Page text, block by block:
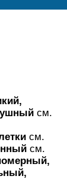
см.
см.
см.